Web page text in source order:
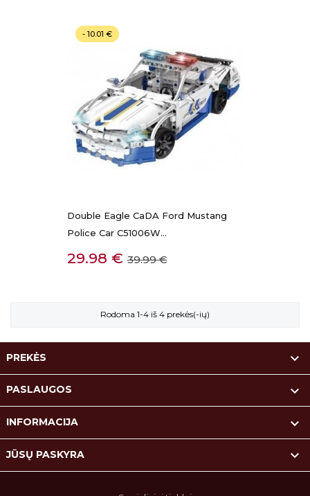
Double Eagle CaDA Ford Mustang
Police Car C51006W...
Kaina
29.98 € Bazinė
39.99 €
- 10.01 €
Rodoma 1-4 iš 4 prekės(-ių)
PREKĖS 
PASLAUGOS 
INFORMACIJA 
JŪSŲ PASKYRA 